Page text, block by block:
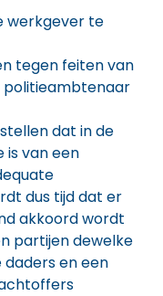
werkgever te
tegen feiten van
politieambtenaar
dat in de
is van een
dus tijd dat er
akkoord wordt
partijen dewelke
en een